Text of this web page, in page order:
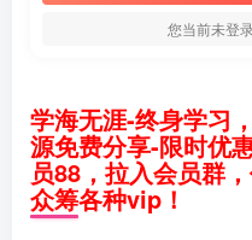
您当前未登
学海无涯-终身学习，
源免费分享-限时优
员88，拉入会员群
众筹各种vip！